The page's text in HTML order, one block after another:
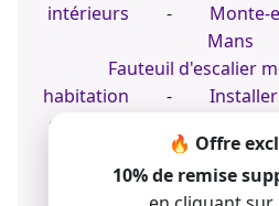
🔥 Offre
10% de remise
intérieurs
-
Monte-
Mans
Fauteuil d'escalier
habitation
-
escaliers extérieurs
motorisée
Conseil sur une chaise